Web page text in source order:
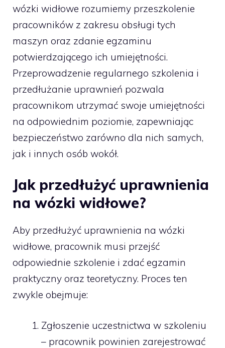
wózki widłowe rozumiemy przeszkolenie
pracowników z zakresu obsługi tych
maszyn oraz zdanie egzaminu
potwierdzającego ich umiejętności.
Przeprowadzenie regularnego szkolenia i
przedłużanie uprawnień pozwala
pracownikom utrzymać swoje umiejętności
na odpowiednim poziomie, zapewniając
bezpieczeństwo zarówno dla nich samych,
jak i innych osób wokół.
Jak przedłużyć uprawnienia
na wózki widłowe?
Aby przedłużyć uprawnienia na wózki
widłowe, pracownik musi przejść
odpowiednie szkolenie i zdać egzamin
praktyczny oraz teoretyczny. Proces ten
zwykle obejmuje:
Zgłoszenie uczestnictwa w szkoleniu
– pracownik powinien zarejestrować